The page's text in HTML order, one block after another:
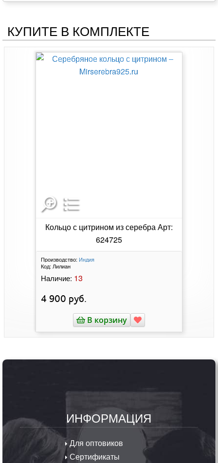
КУПИТЕ В КОМПЛЕКТЕ
Кольцо с цитрином из серебра Арт:
624725
Производство: Индия
Код: Лилиан
Наличие: 13
4 900 руб.
В корзину
ИНФОРМАЦИЯ
Для оптовиков
Сертификаты